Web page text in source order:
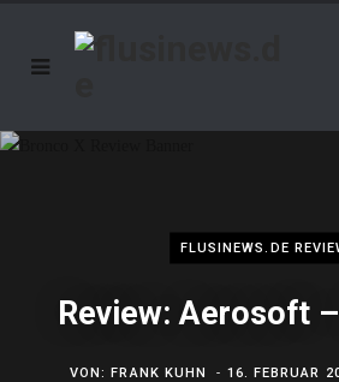
FLUSINEWS.DE
Review: Aerosoft
VON:FRANK KUHN 16. FEBRUAR